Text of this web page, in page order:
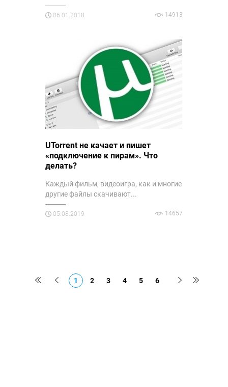
06.01.2018 14913
UTorrent не качает и пишет
«подключение к пирам». Что
делать?
Каждый фильм, видеоигра, как и многие
другие файлы скачивают...
05.08.2019 14657
1 2 3 4 5 6